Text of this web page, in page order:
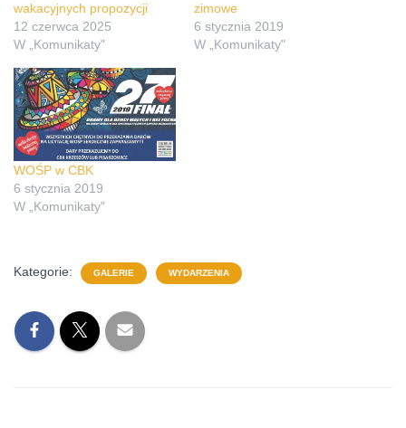
wakacyjnych propozycji
12 czerwca 2025
W „Komunikaty"
zimowe
6 stycznia 2019
W „Komunikaty"
WOŚP w CBK
6 stycznia 2019
W „Komunikaty"
Kategorie: GALERIE WYDARZENIA